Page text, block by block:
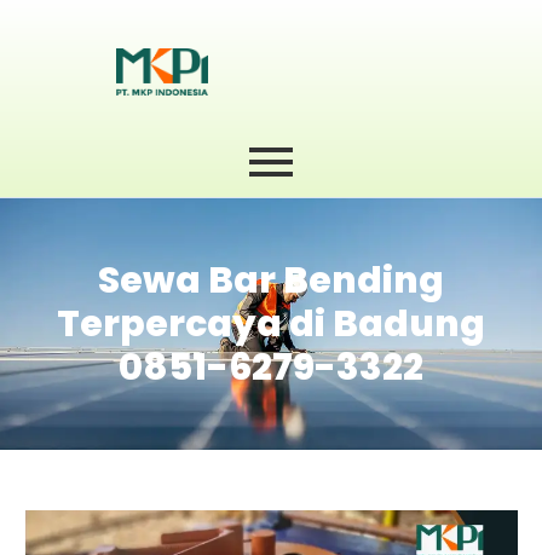
Sewa Bar Bending
Terpercaya di Badung
0851-6279-3322